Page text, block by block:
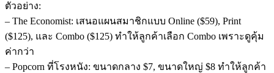
ตัวอย่าง:
– The Economist: เสนอแผนสมาชิกแบบ Online ($59), Print
($125), และ Combo ($125) ทำให้ลูกค้าเลือก Combo เพราะดูคุ้ม
ค่ากว่า
– Popcorn ที่โรงหนัง: ขนาดกลาง $7, ขนาดใหญ่ $8 ทำให้ลูกค้า